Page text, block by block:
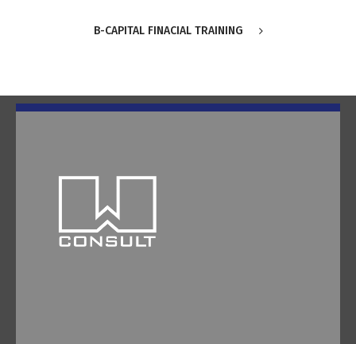
B-CAPITAL FINACIAL TRAINING